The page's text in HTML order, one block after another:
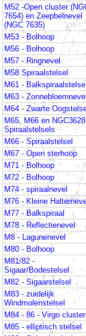
M52 -Open cluster
7654) en Zeepbelnevel
(NGC 7635)
M53 - Bolhoop
M56 - Bolhoop
M57 - Ringnevel
M58 Spiraalstelsel
M61 - Balkspiraalstelsel
M63 - Zonnebloemnevel
M64 - Zwarte
M65, M66 en
Spiraalstelsels
M66 - Spiraalstelsel
M67 - Open sterhoop
M71 - Bolhoop
M72 - Bolhoop
M74 - spiraalnevel
M76 - Kleine
M77 - Balkspiraal
M78 - Reflectienevel
M8 - Lagunenevel
M80 - Bolhoop
M81/82 -
Sigaar/Bodestelsel
M82 - Sigaarstelsel
M83 - zuidelijk
Windmolenstelsel
M84 - 86 - Virgo cluster
M85 - elliptisch stelsel